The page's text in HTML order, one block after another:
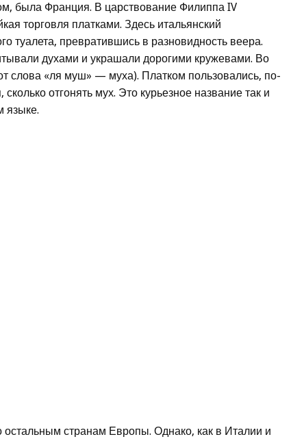
была Франция. В царствование Филиппа IV
торговля платками. Здесь итальянский
туалета, превратившись в разновидность веера.
духами и украшали дорогими кружевами. Во
слова «ля муш» — муха). Платком пользовались, по-
отгонять мух. Это курьезное название так и
языке.
странам Европы. Однако, как в Италии и